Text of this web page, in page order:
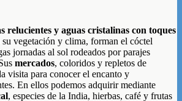
relucientes y aguas cristalinas con toques
su vegetación y clima, forman el cóctel
jornadas al sol rodeados por parajes
mercados, coloridos y repletos de
visita para conocer el encanto y
En ellos podemos adquirir mediante
, especies de la India, hierbas, café y frutas